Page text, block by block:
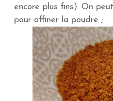
encore plus fins). On
pour affiner la poudre ;